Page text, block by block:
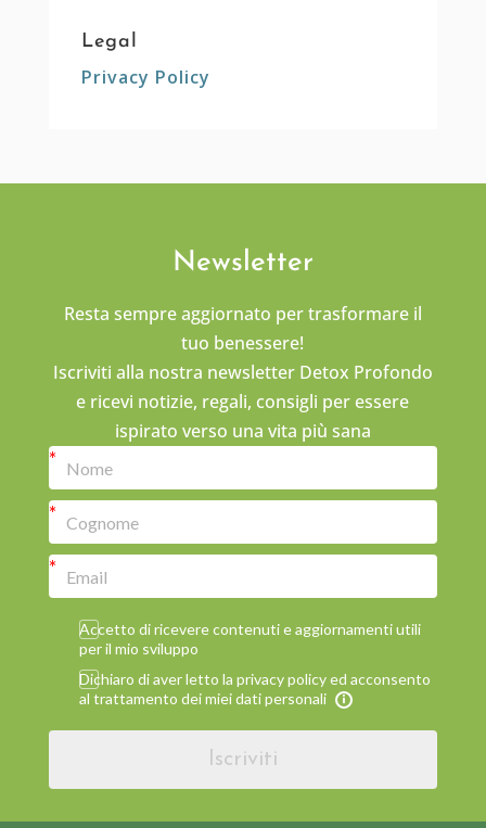
Legal
Privacy Policy
Newsletter
Resta sempre aggiornato per trasformare il
tuo benessere!
Iscriviti alla nostra newsletter Detox Profondo
e ricevi notizie, regali, consigli per essere
ispirato verso una vita più sana
Accetto di ricevere contenuti e aggiornamenti utili
per il mio sviluppo
Dichiaro di aver letto la privacy policy ed acconsento
al trattamento dei miei dati personali
Iscriviti